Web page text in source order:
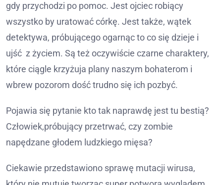
gdy przychodzi po pomoc. Jest ojciec robiący
wszystko by uratować córkę. Jest także, wątek
detektywa, próbującego ogarnąc to co się dzieje i
ujść z życiem. Są też oczywiście czarne charaktery,
które ciągle krzyżuja plany naszym bohaterom i
wbrew pozorom dość trudno się ich pozbyć.
Pojawia się pytanie kto tak naprawdę jest tu bestią?
Człowiek,próbujący przetrwać, czy zombie
napędzane głodem ludzkiego mięsa?
Ciekawie przedstawiono sprawę mutacji wirusa,